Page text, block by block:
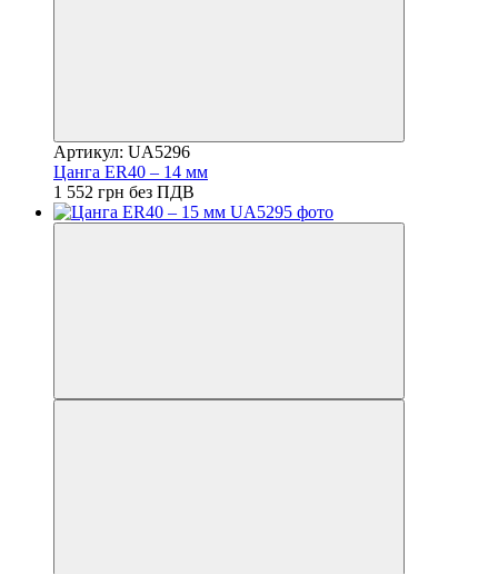
Артикул: UA5296
Цанга ER40 – 14 мм
1 552 грн без ПДВ